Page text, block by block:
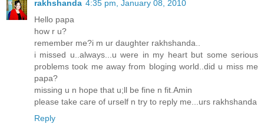
rakhshanda 4:35 pm, January 08, 2010
Hello papa
how r u?
remember me?i m ur daughter rakhshanda..
i missed u..always...u were in my heart but some serious
problems took me away from bloging world..did u miss me
papa?
missing u n hope that u;ll be fine n fit.Amin
please take care of urself n try to reply me...urs rakhshanda
Reply